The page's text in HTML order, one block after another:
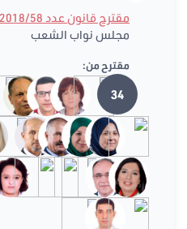
مقترح قانون عدد 2018/58
مجلس نواب الشعب
مقترح من:
34